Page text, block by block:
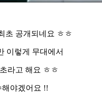
초 공개되네요 ㅎㅎ
이렇게 무대에서
라고 해요 ㅎㅎ
야겠어요 !!